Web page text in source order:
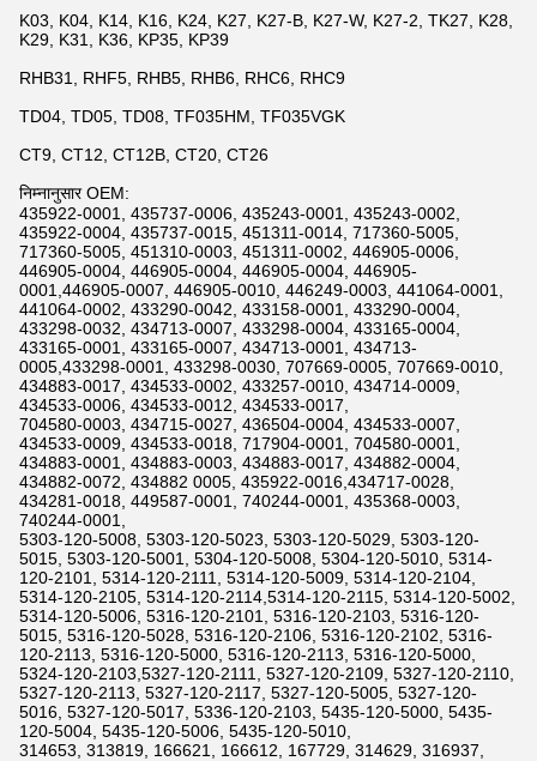
K03, K04, K14, K16, K24, K27, K27-B, K27-W, K27-2, TK27, K28,
K29, K31, K36, KP35, KP39
RHB31, RHF5, RHB5, RHB6, RHC6, RHC9
TD04, TD05, TD08, TF035HM, TF035VGK
CT9, CT12, CT12B, CT20, CT26
निम्नानुसार OEM:
435922-0001, 435737-0006, 435243-0001, 435243-0002,
435922-0004, 435737-0015, 451311-0014, 717360-5005,
717360-5005, 451310-0003, 451311-0002, 446905-0006,
446905-0004, 446905-0004, 446905-0004, 446905-
0001,446905-0007, 446905-0010, 446249-0003, 441064-0001,
441064-0002, 433290-0042, 433158-0001, 433290-0004,
433298-0032, 434713-0007, 433298-0004, 433165-0004,
433165-0001, 433165-0007, 434713-0001, 434713-
0005,433298-0001, 433298-0030, 707669-0005, 707669-0010,
434883-0017, 434533-0002, 433257-0010, 434714-0009,
434533-0006, 434533-0012, 434533-0017,
704580-0003, 434715-0027, 436504-0004, 434533-0007,
434533-0009, 434533-0018, 717904-0001, 704580-0001,
434883-0001, 434883-0003, 434883-0017, 434882-0004,
434882-0072, 434882 0005, 435922-0016,434717-0028,
434281-0018, 449587-0001, 740244-0001, 435368-0003,
740244-0001,
5303-120-5008, 5303-120-5023, 5303-120-5029, 5303-120-
5015, 5303-120-5001, 5304-120-5008, 5304-120-5010, 5314-
120-2101, 5314-120-2111, 5314-120-5009, 5314-120-2104,
5314-120-2105, 5314-120-2114,5314-120-2115, 5314-120-5002,
5314-120-5006, 5316-120-2101, 5316-120-2103, 5316-120-
5015, 5316-120-5028, 5316-120-2106, 5316-120-2102, 5316-
120-2113, 5316-120-5000, 5316-120-2113, 5316-120-5000,
5324-120-2103,5327-120-2111, 5327-120-2109, 5327-120-2110,
5327-120-2113, 5327-120-2117, 5327-120-5005, 5327-120-
5016, 5327-120-5017, 5336-120-2103, 5435-120-5000, 5435-
120-5004, 5435-120-5006, 5435-120-5010,
314653, 313819, 166621, 166612, 167729, 314629, 316937,